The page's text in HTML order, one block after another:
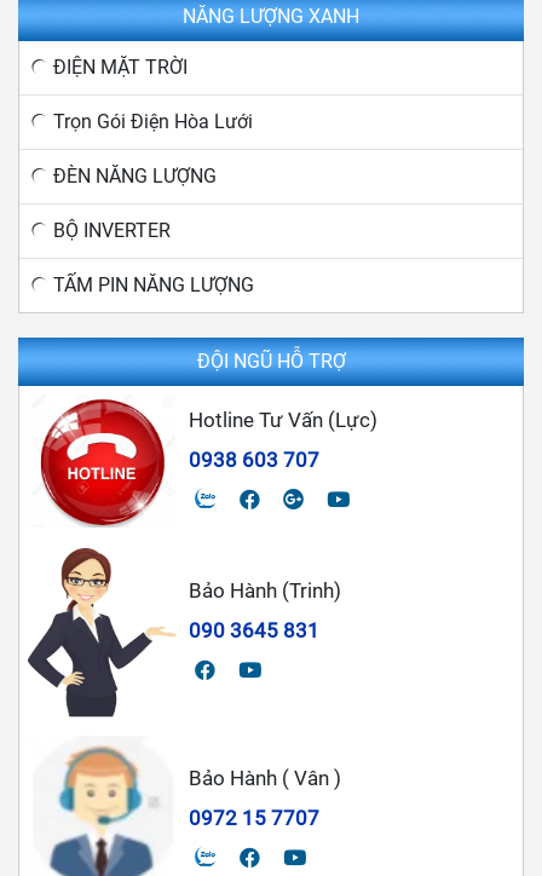
NĂNG LƯỢNG XANH
ĐIỆN MẶT TRỜI
Trọn Gói Điện Hòa Lưới
ĐÈN NĂNG LƯỢNG
BỘ INVERTER
TẤM PIN NĂNG LƯỢNG
ĐỘI NGŨ HỖ TRỢ
Hotline Tư Vấn (Lực)
0938 603 707
Bảo Hành (Trinh)
090 3645 831
Bảo Hành ( Vân )
0972 15 7707